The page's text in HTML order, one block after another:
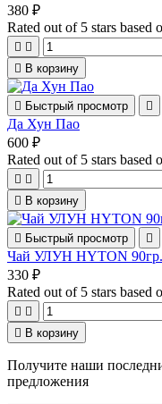
380 ₽
Rated out of 5 stars based
 
 В корзину
 Быстрый просмотр 
Да Хун Пао
600 ₽
Rated out of 5 stars based
 
 В корзину
 Быстрый просмотр 
Чай УЛУН HYTON 90гр.
330 ₽
Rated out of 5 stars based
 
 В корзину
Получите наши
предложения